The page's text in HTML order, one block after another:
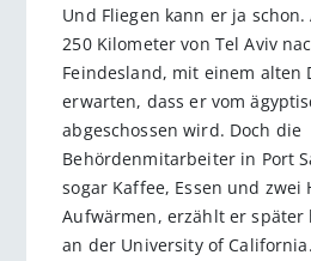
Und Fliegen kann er ja
250 Kilometer von Tel Aviv
Feindesland, mit einem ­alten
erwarten, dass er vom
abgeschossen wird. Doch die
Behördenmitarbeiter in Port
sogar Kaffee, Essen und zwei
Aufwärmen, erzählt er später
an der University of